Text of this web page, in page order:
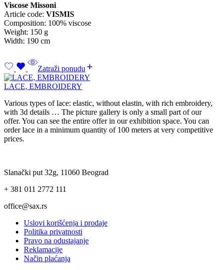
Viscose Missoni
Article code: VISMIS
Composition: 100% viscose
Weight: 150 g
Width: 190 cm
Zatraži ponudu
LACE, EMBROIDERY
Various types of lace: elastic, without elastin, with rich embroidery,
with 3d details … The picture gallery is only a small part of our
offer. You can see the entire offer in our exhibition space. You can
order lace in a minimum quantity of 100 meters at very competitive
prices.
Slanački put 32g, 11060 Beograd
+ 381 011 2772 111
office@sax.rs
Uslovi korišćenja i prodaje
Politika privatnosti
Pravo na odustajanje
Reklamacije
Način plaćanja